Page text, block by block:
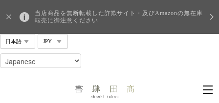
当店商品を無断転載した詐欺サイト・及びAmazonの無在庫
転売に御注意ください